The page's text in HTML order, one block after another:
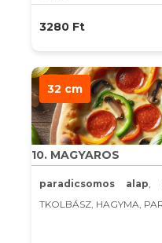
3280 Ft
32 cm
10. MAGYAROS
paradicsomos alap,
TKOLBÁSZ, HAGYMA,